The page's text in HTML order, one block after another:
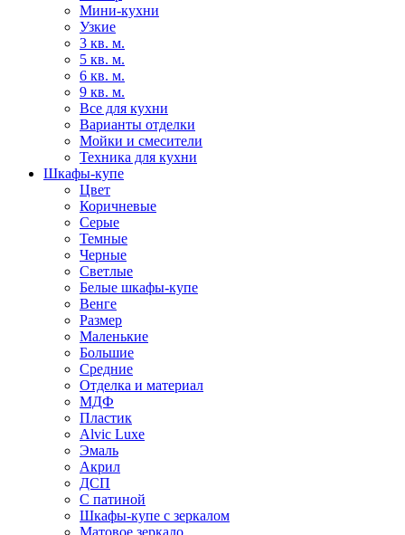
Мини-кухни
Узкие
3 кв. м.
5 кв. м.
6 кв. м.
9 кв. м.
Все для кухни
Варианты отделки
Мойки и смесители
Техника для кухни
Шкафы-купе
Цвет
Коричневые
Серые
Темные
Черные
Светлые
Белые шкафы-купе
Венге
Размер
Маленькие
Большие
Средние
Отделка и материал
МДФ
Пластик
Alvic Luxe
Эмаль
Акрил
ДСП
С патиной
Шкафы-купе с зеркалом
Матовое зеркало